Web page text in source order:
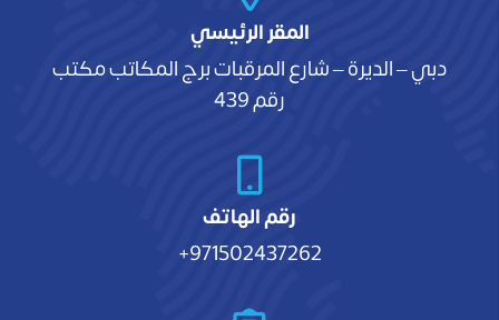
المقر الرئيسي
دبي – الديرة – شارع المرقبات برج المكاتب مكتب
رقم 439
رقم الهاتف
971502437262+